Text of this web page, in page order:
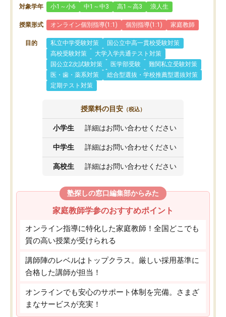
対象学年 小1～小6 中1～中3 高1～高3 浪人生
授業形式 オンライン個別指導(1:1) 個別指導(1:1) 家庭教師
目的 私立中学受験対策
国公立中高一貫校受験対策
高校受験対策
大学入学共通テスト対策
国公立2次試験対策
医学部受験
難関私立受験対策
医・歯・薬系対策
総合型選抜・学校推薦型選抜対策
定期テスト対策
授業料の目安 （税込）
小学生 詳細はお問い合わせください
中学生 詳細はお問い合わせください
高校生 詳細はお問い合わせください
塾探しの窓口編集部からみた
家庭教師学参のおすすめポイント
オンライン指導に特化した家庭教師！全国どこでも
質の高い授業が受けられる
講師陣のレベルはトップクラス。厳しい採用基準に
合格した講師が担当！
オンラインでも安心のサポート体制を完備。さまざ
まなサービスが充実！